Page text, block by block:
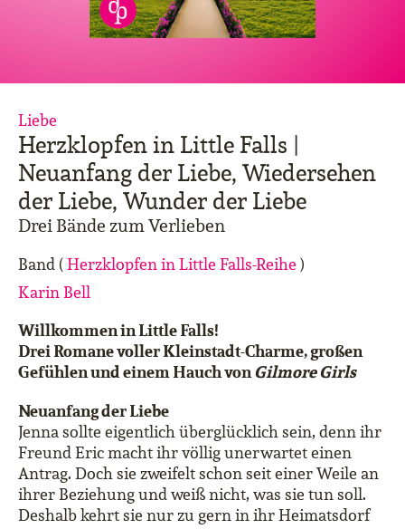
Herzklopfen in Little Falls |
Neuanfang der Liebe, Wiedersehen
der Liebe, Wunder der Liebe
Drei Bände zum Verlieben
Band (Herzklopfen in Little Falls-Reihe )
Karin Bell
Liebe
Willkommen in Little Falls!
Drei Romane voller Kleinstadt-Charme, großen
Gefühlen und einem Hauch vonGilmore Girls
Neuanfang der Liebe
Jenna sollte eigentlich überglücklich sein, denn ihr
Freund Eric macht ihr völlig unerwartet einen
Antrag. Doch sie zweifelt schon seit einer Weile an
ihrer Beziehung und weiß nicht, was sie tun soll.
Deshalb kehrt sie nur zu gern in ihr Heimatsdorf